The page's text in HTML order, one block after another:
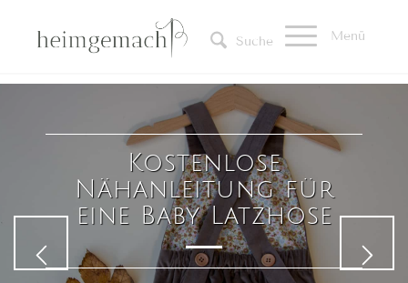
Suche Menü
Kostenlose
Nähanleitung für
eine Baby Latzhose